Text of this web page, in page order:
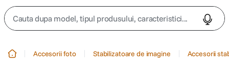
Cauta dupa model, tipul produsului, caracteristici...
Accesorii foto Stabilizatoare de imagine Accesorii